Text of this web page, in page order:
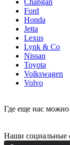
Ford
Honda
Jetta
Lexus
Lynk & Co
Nissan
Toyota
Volkswagen
Volvo
Где еще нас можно
Наши социальные